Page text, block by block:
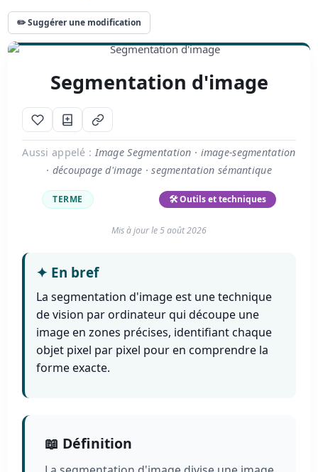
✏️ Suggérer une modification
Segmentation d'image
Aussi appelé : Image Segmentation · image-segmentation
· découpage d'image · segmentation sémantique
TERME 🛠️ Outils et techniques
Mis à jour le5 août 2026
✦ En bref
La segmentation d'image est une technique
de vision par ordinateur qui découpe une
image en zones précises, identifiant chaque
objet pixel par pixel pour en comprendre la
forme exacte.
📖 Définition